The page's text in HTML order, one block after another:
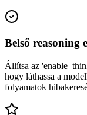
Belső reasoning
Állítsa az
hogy láthassa a
folyamatok